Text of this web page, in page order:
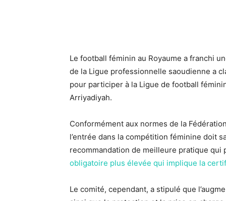
Le football féminin au Royaume a franchi
de la Ligue professionnelle saoudienne a
pour participer à la Ligue de football
Arriyadiyah.
Conformément aux normes de la
l’entrée dans la compétition féminine doit
recommandation de meilleure pratique
obligatoire plus élevée qui implique la
Le comité, cependant, a stipulé que